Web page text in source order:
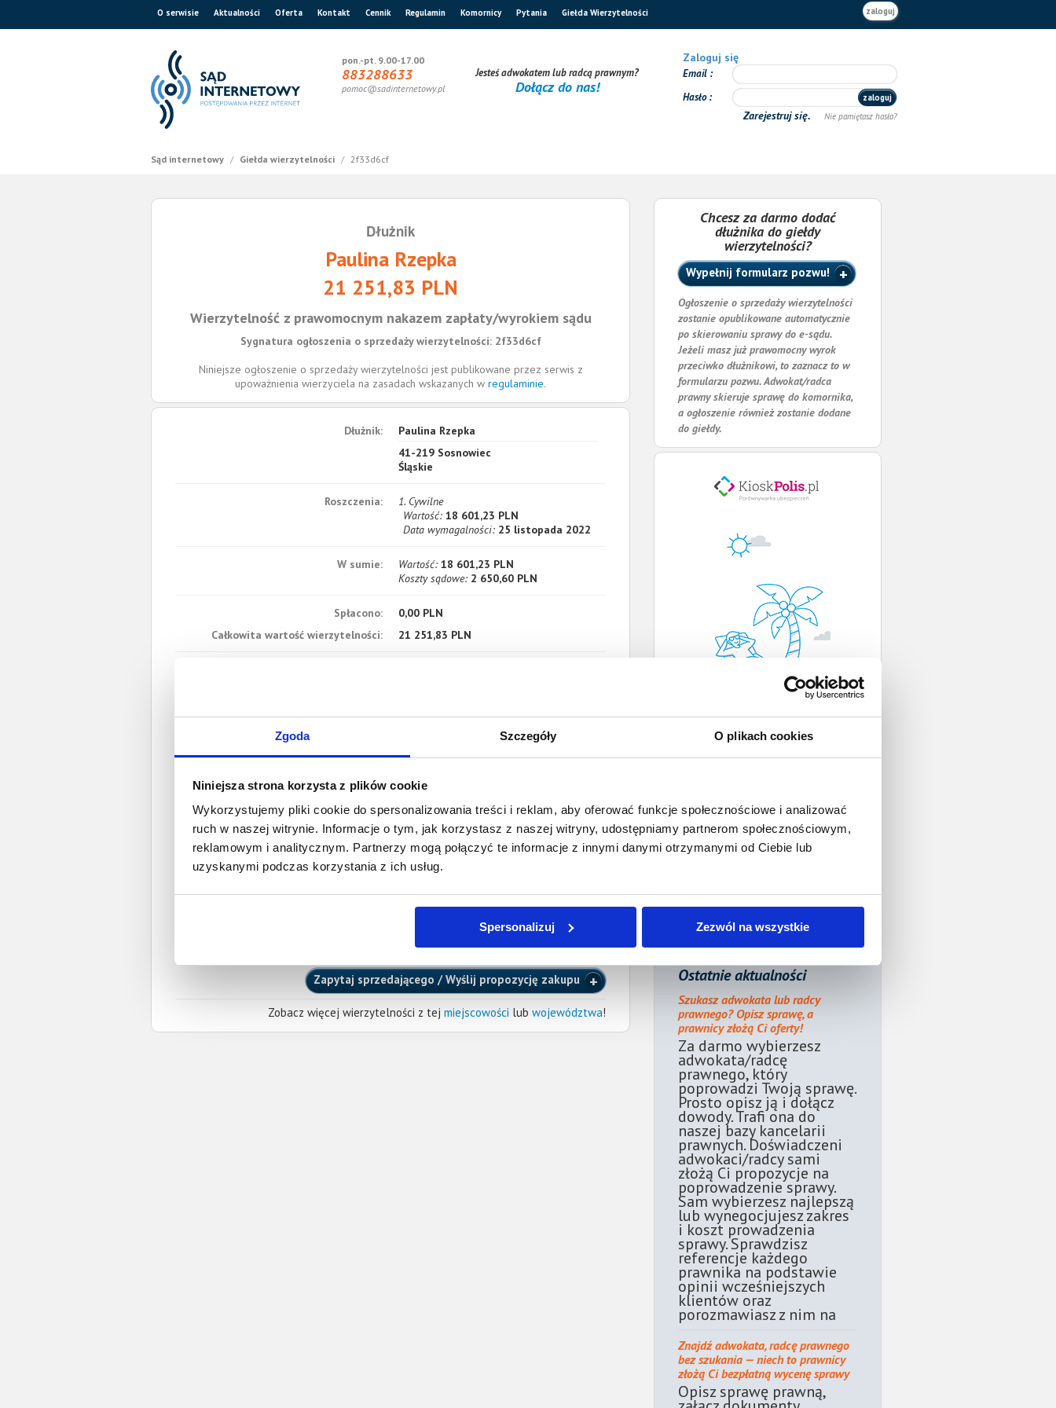
Zgoda Szczegóły O plikach cookies
Niniejsza strona korzysta z plików cookie
Wykorzystujemy pliki cookie do spersonalizowania treści i reklam, aby oferować funkcje społecznościowe i analizować
ruch w naszej witrynie. Informacje o tym, jak korzystasz z naszej witryny, udostępniamy partnerom społecznościowym,
reklamowym i analitycznym. Partnerzy mogą połączyć te informacje z innymi danymi otrzymanymi od Ciebie lub
uzyskanymi podczas korzystania z ich usług.
Spersonalizuj Zezwól na wszystkie
O serwisie Aktualności Oferta Kontakt Cennik Regulamin Komornicy Pytania Giełda Wierzytelności zaloguj
pon.-pt. 9.00-17.00
883288633
pomoc@sadinternetowy.pl
Jesteś adwokatem lub radcą prawnym?
Dołącz do nas!
Zaloguj się
Email
Hasło
zaloguj
Zarejestruj się. Nie pamiętasz hasła?
Sąd internetowy / Giełda wierzytelności / 2f33d6cf
Dłużnik
Paulina Rzepka
21 251,83 PLN
Wierzytelność z prawomocnym nakazem zapłaty/wyrokiem sądu
Sygnatura ogłoszenia o sprzedaży wierzytelności: 2f33d6cf
Niniejsze ogłoszenie o sprzedaży wierzytelności jest publikowane przez serwis z
upoważnienia wierzyciela na zasadach wskazanych w regulaminie.
Dłużnik:
Paulina Rzepka
41-219 Sosnowiec
Śląskie
Roszczenia:
1. Cywilne
Wartość: 18 601,23 PLN
Data wymagalności: 25 listopada 2022
W sumie: Wartość:18 601,23 PLN
Koszty sądowe: 2 650,60 PLN
Spłacono:
0,00 PLN
Całkowita wartość wierzytelności:
21 251,83 PLN
Data wystawienia: 4 lipca 2023
Pełnomocnik wierzyciela:
Aneta Ledwoch-Adamczuk
aneta.ledwoch@sadinternetowy.pl , tel.:606 401 183
IZBA ADWOKACKA W CZĘSTOCHOWIE
Okręgowa Rada Adwokacka
(Nr wpisu: 534)
Miejscowość:Radomsko
O całkowitej lub częściowej zapłacie długu dłużnik powinien zawiadomić pełnomocnika
wierzyciela przy pomocy powyższych danych kontaktowych. Brak powiadomienia może
skutkować publikacją nieaktualnych informacji w ogłoszeniu o sprzedaży wierzytelności.
Zapytaj sprzedającego / Wyślij propozycję zakupu
Zobacz więcej wierzytelności z tej miejscowości lub województwa!
Chcesz za darmo dodać
dłużnika do giełdy
wierzytelności?
Wypełnij formularz pozwu!
Ogłoszenie o sprzedaży wierzytelności
zostanie opublikowane automatycznie
po skierowaniu sprawy do e-sądu.
Jeżeli masz już prawomocny wyrok
przeciwko dłużnikowi, to zaznacz to w
formularzu pozwu. Adwokat/radca
prawny skieruje sprawę do komornika,
a ogłoszenie również zostanie dodane
do giełdy.
Ostatnie aktualności
Szukasz adwokata lub radcy
prawnego? Opisz sprawę, a
prawnicy złożą Ci oferty!
Za darmo wybierzesz
adwokata/radcę
prawnego, który
poprowadzi Twoją sprawę.
Prosto opisz ją i dołącz
dowody. Trafi ona do
naszej bazy kancelarii
prawnych. Doświadczeni
adwokaci/radcy sami
złożą Ci propozycje na
poprowadzenie sprawy.
Sam wybierzesz najlepszą
lub wynegocjujesz zakres
i koszt prowadzenia
sprawy. Sprawdzisz
referencje każdego
prawnika na podstawie
opinii wcześniejszych
klientów oraz
porozmawiasz z nim na
Znajdź adwokata, radcę prawnego
bez szukania — niech to prawnicy
złożą Ci bezpłatną wycenę sprawy
Opisz sprawę prawną,